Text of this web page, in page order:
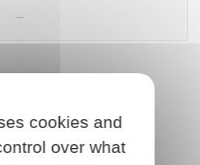
cookies and
over what